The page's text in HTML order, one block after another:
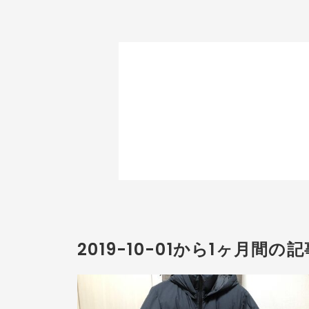
2019-10-01から1ヶ月間の記